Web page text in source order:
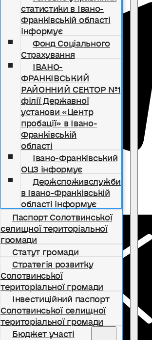
статистики в Івано-
Франківській області
інформує
Фонд Соціального
Страхування
ІВАНО-
ФРАНКІВСЬКИЙ
РАЙОННИЙ СЕКТОР №1
філії Державної
установи «Центр
пробації» в Івано-
Франківській
області
Івано-Франківський
ОЦЗ інформує
Держспоживслужби
в Івано-Франківській
області інформує
Паспорт Солотвинської
селищної територіальної
громади
Статут громади
Стратегія розвитку
Солотвинської
територіальної громади
Інвестиційний паспорт
Солотвинської селищної
територіальної громади
Бюджет участі